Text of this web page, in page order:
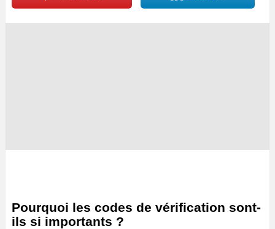
Pourquoi les codes de vérification sont-
ils si importants ?